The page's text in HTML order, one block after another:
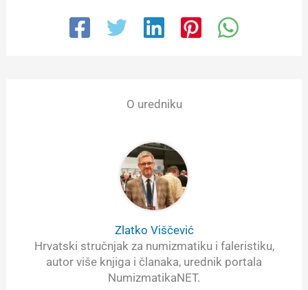
O uredniku
Zlatko Viščević
Hrvatski stručnjak za numizmatiku i faleristiku,
autor više knjiga i članaka, urednik portala
NumizmatikaNET.